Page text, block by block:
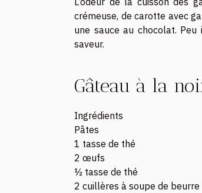
crémeuse, de carotte avec
une sauce au chocolat.
saveur.
Gâteau à la
Ingrédients
Pâtes
1 tasse de thé
2 œufs
½ tasse de thé
2 cuillères à soupe de